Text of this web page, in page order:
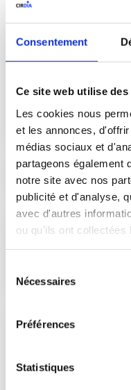
Consentement
Ce site web utilise des
Les cookies nous
et les annonces,
médias sociaux et
partageons également
notre site avec nos
publicité et d'analyse,
avec d'autres
ou qu'ils ont collectées
Nécessaires
Préférences
Statistiques
Rechercher
Liens Utiles